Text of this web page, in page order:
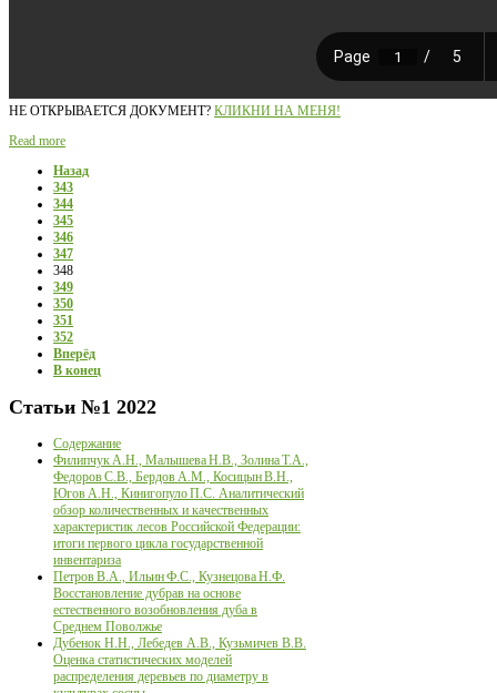
НЕ ОТКРЫВАЕТСЯ ДОКУМЕНТ? КЛИКНИ НА МЕНЯ!
Read more
Назад
343
344
345
346
347
348
349
350
351
352
Вперёд
В конец
Статьи №1 2022
Содержание
Филипчук А.Н., Малышева Н.В., Золина Т.А.,
Федоров С.В., Бердов А.М., Косицын В.Н.,
Югов А.Н., Кинигопуло П.С. Аналитический
обзор количественных и качественных
характеристик лесов Российской Федерации:
итоги первого цикла государственной
инвентариза
Петров В.А., Ильин Ф.С., Кузнецова Н.Ф.
Восстановление дубрав на основе
естественного возобновления дуба в
Среднем Поволжье
Дубенок Н.Н., Лебедев А.В., Кузьмичев В.В.
Оценка статистических моделей
распределения деревьев по диаметру в